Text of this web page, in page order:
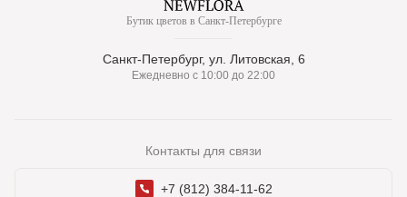
Бутик цветов в Санкт-Петербурге
Санкт-Петербург, ул. Литовская, 6
Ежедневно с 10:00 до 22:00
Контакты для связи
+7 (812) 384-11-62